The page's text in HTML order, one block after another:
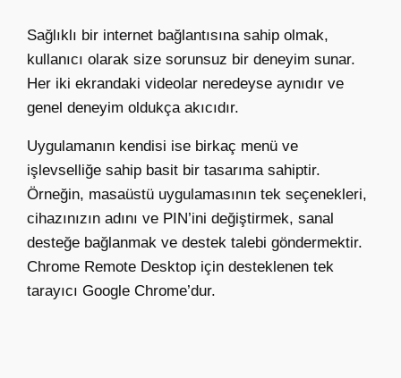
Sağlıklı bir internet bağlantısına sahip olmak,
kullanıcı olarak size sorunsuz bir deneyim sunar.
Her iki ekrandaki videolar neredeyse aynıdır ve
genel deneyim oldukça akıcıdır.
Uygulamanın kendisi ise birkaç menü ve
işlevselliğe sahip basit bir tasarıma sahiptir.
Örneğin, masaüstü uygulamasının tek seçenekleri,
cihazınızın adını ve PIN’ini değiştirmek, sanal
desteğe bağlanmak ve destek talebi göndermektir.
Chrome Remote Desktop için desteklenen tek
tarayıcı Google Chrome’dur.